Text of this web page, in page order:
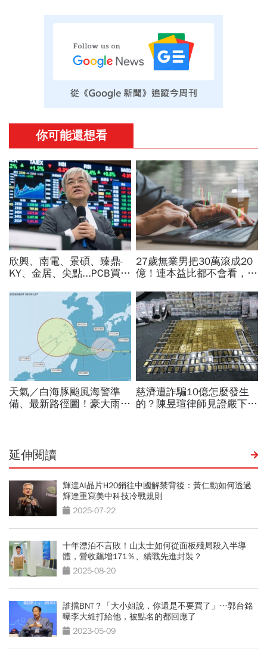
延伸閱讀
輝達AI晶片H20銷往中國解禁背後：黃仁勳如何透過
輝達重寫美中科技冷戰規則
2025-07-22
十年漂泊不言敗！山太士如何從面板殘局殺入半導
體，營收飆增171％、續戰先進封裝？
2025-08-20
誰擋BNT？「大小姐說，你還是不要買了」…郭台銘
曝李大維打給他，被點名的都回應了
2023-05-09